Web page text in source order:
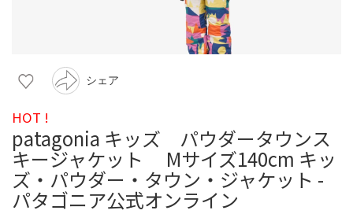
シェア
HOT !
patagonia キッズ パウダータウンス
キージャケット Mサイズ140cm キッ
ズ・パウダー・タウン・ジャケット -
パタゴニア公式オンライン